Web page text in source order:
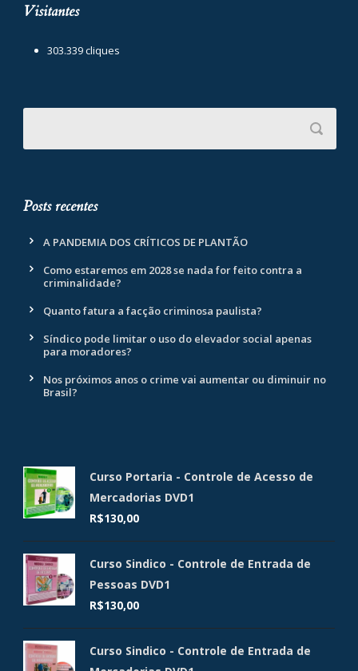
Visitantes
303.339 cliques
Posts recentes
A PANDEMIA DOS CRÍTICOS DE PLANTÃO
Como estaremos em 2028 se nada for feito contra a
criminalidade?
Quanto fatura a facção criminosa paulista?
Síndico pode limitar o uso do elevador social apenas
para moradores?
Nos próximos anos o crime vai aumentar ou diminuir no
Brasil?
Curso Portaria - Controle de Acesso de
Mercadorias DVD1
R$130,00
Curso Sindico - Controle de Entrada de
Pessoas DVD1
R$130,00
Curso Sindico - Controle de Entrada de